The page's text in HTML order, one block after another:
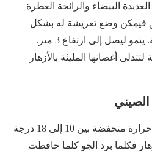
العديدة البيضاء والرائحة العطرة
فيمكن وضع تعريشة له بشكل
عمودي أو دائري ليكون حلقة. ينمو ليصل إلى ارتفاع 3 متر.
أغصانها المليئة بالأزهار
الصيني
يحتاج إضاءة ساطعة ودرجة حرارة منخفضة بين 10 إلى 18 درجة
فكلما برد الجو كلما حافظت